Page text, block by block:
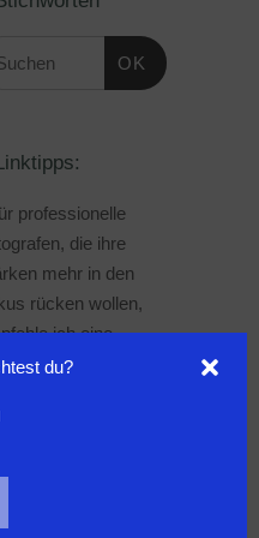
du?
OK
professionelle
die ihre
mehr in den
rücken wollen,
ich eine
durch Frau